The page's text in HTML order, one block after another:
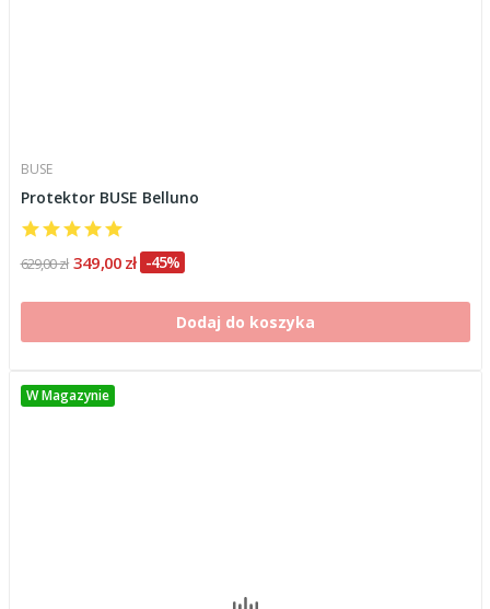
BUSE
Protektor BUSE Belluno
629,00 zł 349,00 zł -45%
Dodaj do koszyka
W Magazynie